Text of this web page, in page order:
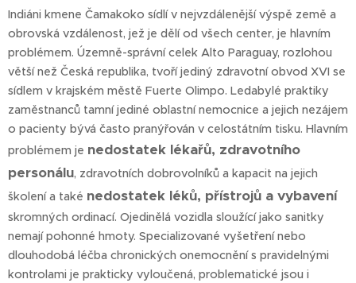
Indiáni kmene Čamakoko sídlí v nejvzdálenější výspě země a
obrovská vzdálenost, jež je dělí od všech center, je hlavním
problémem. Územně-správní celek Alto Paraguay, rozlohou
větší než Česká republika, tvoří jediný zdravotní obvod XVI se
sídlem v krajském městě Fuerte Olimpo. Ledabylé praktiky
zaměstnanců tamní jediné oblastní nemocnice a jejich nezájem
o pacienty bývá často pranýřován v celostátním tisku. Hlavním
problémem je nedostatek lékařů, zdravotního
personálu, zdravotních dobrovolníků a kapacit na jejich
školení a také nedostatek léků, přístrojů a vybavení
skromných ordinací. Ojedinělá vozidla sloužící jako sanitky
nemají pohonné hmoty. Specializované vyšetření nebo
dlouhodobá léčba chronických onemocnění s pravidelnými
kontrolami je prakticky vyloučená, problematické jsou i